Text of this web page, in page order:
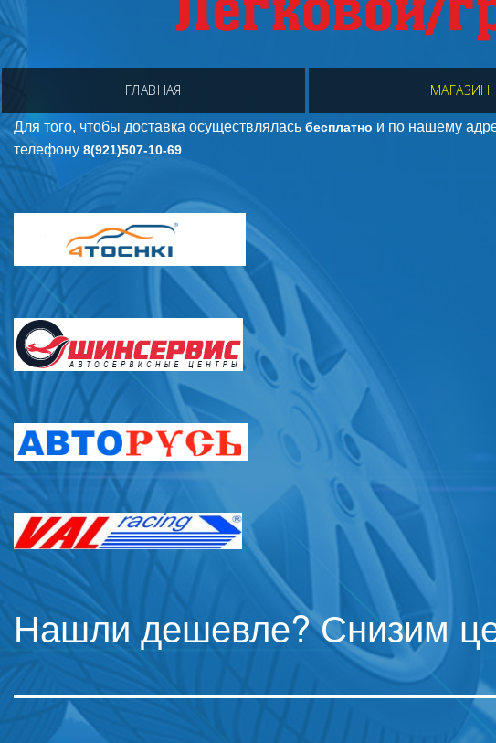
ГЛАВНАЯ МАГАЗИН
Для того, чтобы доставка осуществлялась бесплатно и по нашему
телефону 8(921)507-10-69
Нашли дешевле? Снизим